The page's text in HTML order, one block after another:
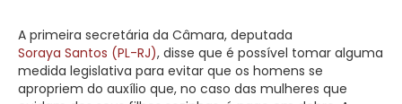
A primeira secretária da Câmara, deputada
Soraya Santos (PL-RJ), disse que é possível tomar alguma
medida legislativa para evitar que os homens se
apropriem do auxílio que, no caso das mulheres que